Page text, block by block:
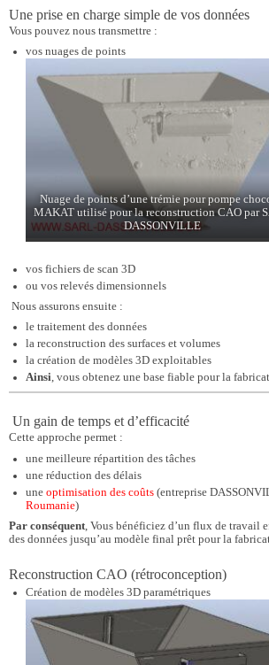
Une prise en charge simple de vos données
Vous pouvez nous transmettre :
vos nuages de points
Nuage de points d’une trémie pour pompe
MAKAT utilisé pour la reconstruction CAO par
DASSONVILLE
vos fichiers de scan 3D
ou vos relevés dimensionnels
Nous assurons ensuite :
le traitement des données
la reconstruction des surfaces et volumes
la création de modèles 3D exploitables
Ainsi, vous obtenez une base fiable pour la
Un gain de temps et d’efficacité
Cette approche permet :
une meilleure répartition des tâches
une réduction des délais
une optimisation des coûts(entreprise
Roumanie)
Par conséquent, Vous bénéficiez d’un flux de travail
des données jusqu’au modèle final prêt pour la
Reconstruction CAO (rétroconception)
Création de modèles 3D paramétriques